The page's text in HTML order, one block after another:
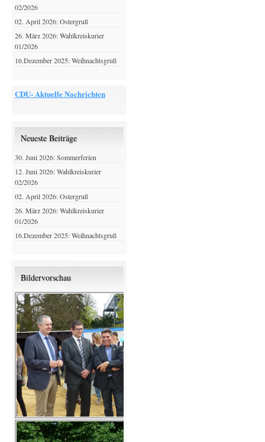
02/2026
02. April 2026: Ostergruß
26. März 2026: Wahlkreiskurier
01/2026
16.Dezember 2025: Weihnachtsgruß
CDU- Aktuelle Nachrichten
Neueste Beiträge
30. Juni 2026: Sommerferien
12. Juni 2026: Wahlkreiskurier
02/2026
02. April 2026: Ostergruß
26. März 2026: Wahlkreiskurier
01/2026
16.Dezember 2025: Weihnachtsgruß
Bildervorschau